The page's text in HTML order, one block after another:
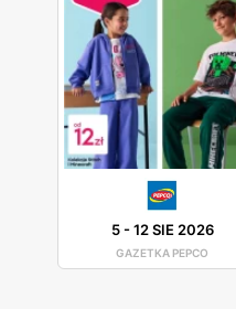
5-12 SIE 2026
GAZETKA PEPCO